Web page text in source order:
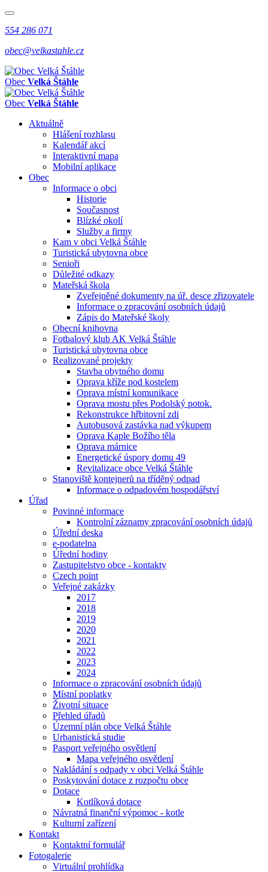
554 286 071
obec@velkastahle.cz
Obec Velká Štáhle
Obec Velká Štáhle
Aktuálně
Hlášení rozhlasu
Kalendář akcí
Interaktivní mapa
Mobilní aplikace
Obec
Informace o obci
Historie
Současnost
Blízké okolí
Služby a firmy
Kam v obci Velká Štáhle
Turistická ubytovna obce
Senioři
Důležité odkazy
Mateřská škola
Zveřejněné dokumenty na úř. desce zřizovatele
Informace o zpracování osobních údajů
Zápis do Mateřské školy
Obecní knihovna
Fotbalový klub AK Velká Štáhle
Turistická ubytovna obce
Realizované projekty
Stavba obytného domu
Oprava kříže pod kostelem
Oprava místní komunikace
Oprava mostu přes Podolský potok.
Rekonstrukce hřbitovní zdi
Autobusová zastávka nad výkupem
Oprava Kaple Božího těla
Oprava márnice
Energetické úspory domu 49
Revitalizace obce Velká Štáhle
Stanoviště kontejnerů na tříděný odpad
Informace o odpadovém hospodářství
Úřad
Povinné informace
Kontrolní záznamy zpracování osobních údajů
Úřední deska
e-podatelna
Úřední hodiny
Zastupitelstvo obce - kontakty
Czech point
Veřejné zakázky
2017
2018
2019
2020
2021
2022
2023
2024
Informace o zpracování osobních údajů
Místní poplatky
Životní situace
Přehled úřadů
Územní plán obce Velká Štáhle
Urbanistická studie
Pasport veřejného osvětlení
Mapa veřejného osvětlení
Nakládání s odpady v obci Velká Štáhle
Poskytování dotace z rozpočtu obce
Dotace
Kotlíková dotace
Návratná finanční výpomoc - kotle
Kulturní zařízení
Kontakt
Kontaktní formulář
Fotogalerie
Virtuální prohlídka